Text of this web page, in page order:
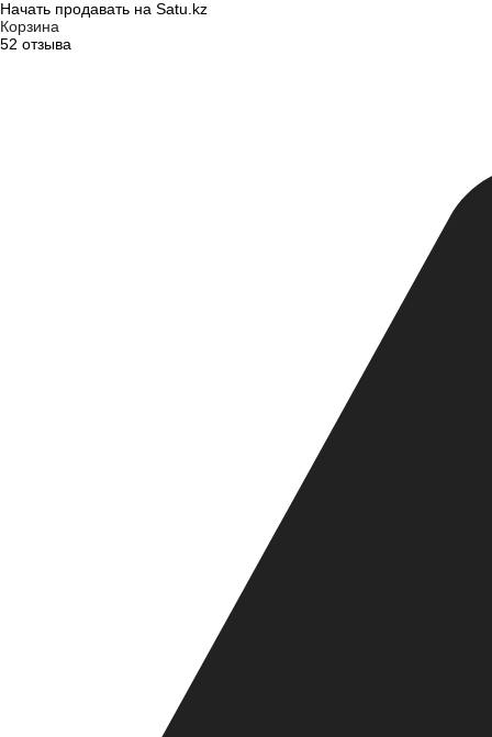
Начать продавать на Satu.kz
Корзина
52 отзыва